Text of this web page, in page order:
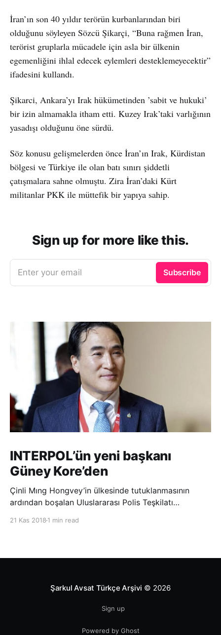
İran’ın son 40 yıldır terörün kurbanlarından biri
olduğunu söyleyen Sözcü Şikarçi, “Buna rağmen İran,
terörist gruplarla mücadele için asla bir ülkenin
egemenliğini ihlal edecek eylemleri desteklemeyecektir”
ifadesini kullandı.
Şikarci, Ankara’yı Irak hükümetinden ’sabit ve hukuki’
bir izin almamakla itham etti. Kuzey Irak’taki varlığının
yasadışı olduğunu öne sürdü.
Söz konusu gelişmelerden önce İran’ın Irak, Kürdistan
bölgesi ve Türkiye ile olan batı sınırı şiddetli
çatışmalara sahne olmuştu. Zira İran’daki Kürt
militanlar PKK ile müttefik bir yapıya sahip.
Sign up for more like this.
Enter your email Subscribe
INTERPOL’ün yeni başkanı
Güney Kore’den
Çinli Mıng Hongvey’in ülkesinde tutuklanmasının
ardından boşalan Uluslararası Polis Teşkilatı
21 Kas 2018 1 min read
Şarkul Avsat Türkçe Arşivi © 2026
Sign up
Powered by Ghost